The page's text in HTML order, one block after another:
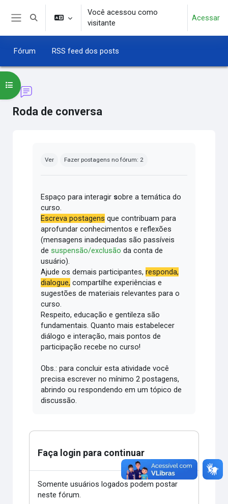
Ir para o conteúdo principal
Alternar entrada de pesquisa
Você acessou como
visitante
Acessar
Fórum RSS feed dos posts
Roda de conversa
Abrir índice do curso
Ver Fazer postagens no fórum: 2
Espaço para interagir sobre a temática do
curso.
Escreva postagens que contribuam para
aprofundar conhecimentos e reflexões
(mensagens inadequadas são passíveis
desuspensão/exclusão da conta de
usuário).
Ajude os demais participantes,responda,
dialogue, compartilhe experiências e
sugestões de materiais relevantes para o
curso.
Respeito, educação e gentileza são
fundamentais.Quanto mais estabelecer
diálogo e interação, mais pontos de
participação recebe no curso!
Obs.: para concluir esta atividade você
precisa escrever no mínimo 2 postagens,
abrindo ou respondendo em um tópico de
discussão.
Faça login para continuar
Somente usuários logados podem postar
neste fórum.